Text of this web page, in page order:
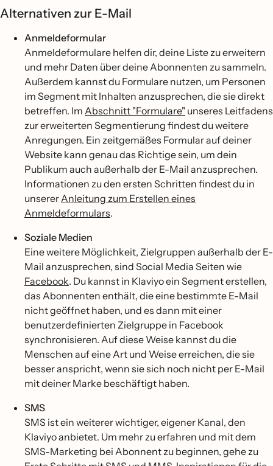
Alternativen zur E-Mail
Anmeldeformular
Anmeldeformulare helfen dir, deine Liste zu erweitern
und mehr Daten über deine Abonnenten zu sammeln.
Außerdem kannst du Formulare nutzen, um Personen
im Segment mit Inhalten anzusprechen, die sie direkt
betreffen. Im Abschnitt "Formulare" unseres Leitfadens
zur erweiterten Segmentierung findest du weitere
Anregungen. Ein zeitgemäßes Formular auf deiner
Website kann genau das Richtige sein, um dein
Publikum auch außerhalb der E-Mail anzusprechen.
Informationen zu den ersten Schritten findest du in
unsererAnleitung zum Erstellen eines
Anmeldeformulars.
Soziale Medien
Eine weitere Möglichkeit, Zielgruppen außerhalb der E-
Mail anzusprechen, sind Social Media Seiten wie
Facebook. Du kannst in Klaviyo ein Segment erstellen,
das Abonnenten enthält, die eine bestimmte E-Mail
nicht geöffnet haben, und es dann mit einer
benutzerdefinierten Zielgruppe in Facebook
synchronisieren. Auf diese Weise kannst du die
Menschen auf eine Art und Weise erreichen, die sie
besser anspricht, wenn sie sich noch nicht per E-Mail
mit deiner Marke beschäftigt haben.
SMS
SMS ist ein weiterer wichtiger, eigener Kanal, den
Klaviyo anbietet. Um mehr zu erfahren und mit dem
SMS-Marketing bei Abonnent zu beginnen, gehe zu